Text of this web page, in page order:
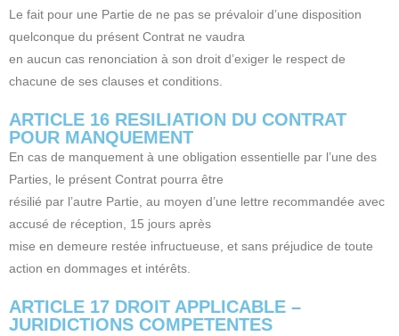
Le fait pour une Partie de ne pas se prévaloir d’une disposition
quelconque du présent Contrat ne vaudra
en aucun cas renonciation à son droit d’exiger le respect de
chacune de ses clauses et conditions.
ARTICLE 16 RESILIATION DU CONTRAT
POUR MANQUEMENT
En cas de manquement à une obligation essentielle par l’une des
Parties, le présent Contrat pourra être
résilié par l’autre Partie, au moyen d’une lettre recommandée avec
accusé de réception, 15 jours après
mise en demeure restée infructueuse, et sans préjudice de toute
action en dommages et intérêts.
ARTICLE 17 DROIT APPLICABLE –
JURIDICTIONS COMPETENTES